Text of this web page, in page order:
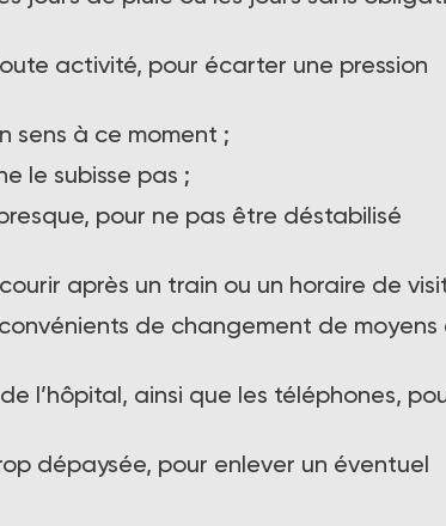
activité, pour écarter une pression
sens à ce moment ;
le subisse pas ;
pour ne pas être déstabilisé
après un train ou un horaire de
de changement de moyens
l’hôpital, ainsi que les téléphones,
dépaysée, pour enlever un éventuel